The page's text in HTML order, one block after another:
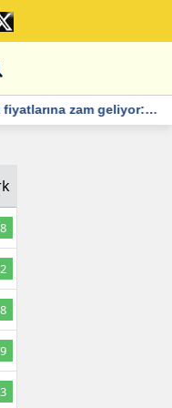
fiyatlarına zam geliyor: